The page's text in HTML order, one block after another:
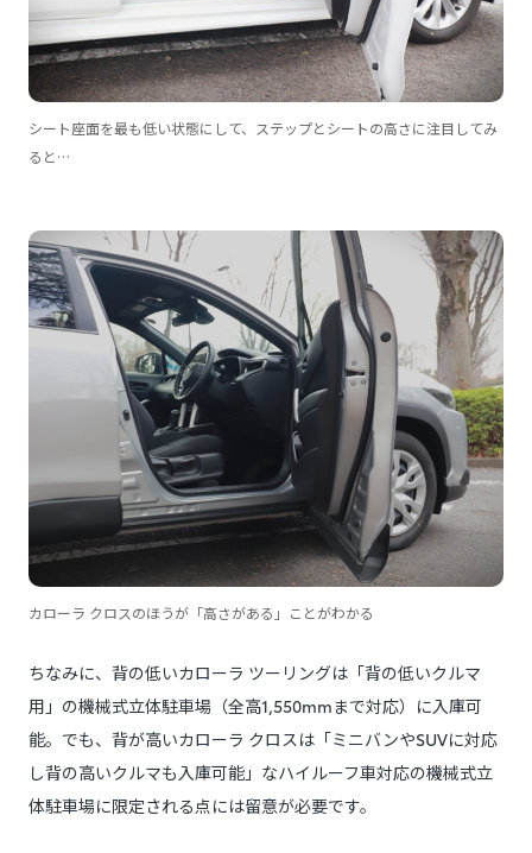
シート座面を最も低い状態にして、ステップとシートの高さに注目してみ
ると…
カローラ クロスのほうが「高さがある」ことがわかる
ちなみに、背の低いカローラ ツーリングは「背の低いクルマ
用」の機械式立体駐車場（全高1,550mmまで対応）に入庫可
能。でも、背が高いカローラ クロスは「ミニバンやSUVに対応
し背の高いクルマも入庫可能」なハイルーフ車対応の機械式立
体駐車場に限定される点には留意が必要です。